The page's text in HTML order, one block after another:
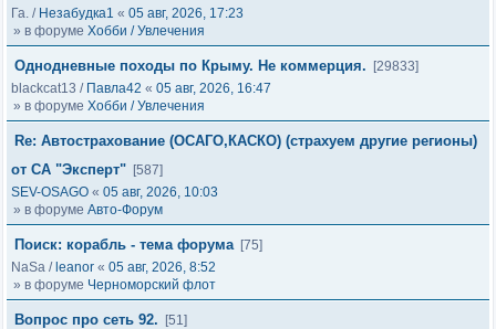
Га. / Незабудка1 « 05 авг, 2026, 17:23
» в форуме Хобби / Увлечения
Однодневные походы по Крыму. Не коммерция.
[29833]
blackcat13 / Павла42 « 05 авг, 2026, 16:47
» в форуме Хобби / Увлечения
Re: Автострахование (ОСАГО,КАСКО) (страхуем другие регионы)
от СА "Эксперт" [587]
SEV-OSAGO « 05 авг, 2026, 10:03
» в форуме Авто-Форум
Поиск: корабль - тема форума [75]
NaSa / leanor « 05 авг, 2026, 8:52
» в форуме Черноморский флот
Вопрос про сеть 92.
[51]